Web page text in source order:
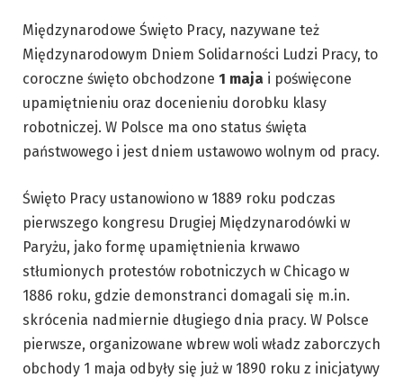
Międzynarodowe Święto Pracy, nazywane też
Międzynarodowym Dniem Solidarności Ludzi Pracy, to
coroczne święto obchodzone 1 maja i poświęcone
upamiętnieniu oraz docenieniu dorobku klasy
robotniczej. W Polsce ma ono status święta
państwowego i jest dniem ustawowo wolnym od pracy.
Święto Pracy ustanowiono w 1889 roku podczas
pierwszego kongresu Drugiej Międzynarodówki w
Paryżu, jako formę upamiętnienia krwawo
stłumionych protestów robotniczych w Chicago w
1886 roku, gdzie demonstranci domagali się m.in.
skrócenia nadmiernie długiego dnia pracy. W Polsce
pierwsze, organizowane wbrew woli władz zaborczych
obchody 1 maja odbyły się już w 1890 roku z inicjatywy